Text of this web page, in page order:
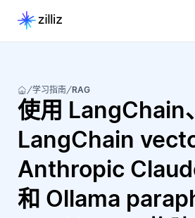
学习指南 RAG
使用 LangChain、
LangChain
Anthropic
和 Ollama